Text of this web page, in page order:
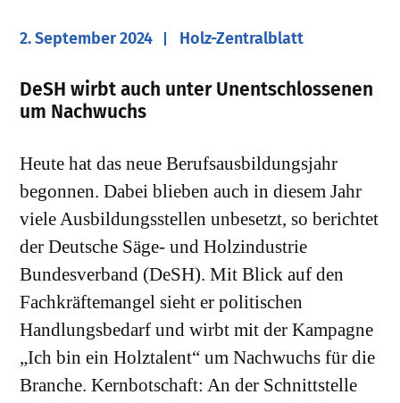
2. September 2024 Holz-Zentralblatt
​DeSH wirbt auch unter Unentschlossenen
um Nachwuchs
Heute hat das neue Berufsausbildungsjahr
begonnen. Dabei blieben auch in diesem Jahr
viele Ausbildungsstellen unbesetzt, so berichtet
der Deutsche Säge- und Holzindustrie
Bundesverband (DeSH). Mit Blick auf den
Fachkräftemangel sieht er politischen
Handlungsbedarf und wirbt mit der Kampagne
„Ich bin ein Holztalent“ um Nachwuchs für die
Branche. Kernbotschaft: An der Schnittstelle